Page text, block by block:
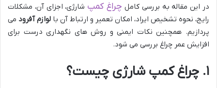
در این مقاله به بررسی کامل چراغ کمپ شارژی، اجزای آن، مشکلات
رایج، نحوه تشخیص ایراد، امکان تعمیر و ارتباط آن با لوازم آفرود می
پردازیم. همچنین نکات ایمنی و روش های نگهداری درست برای
افزایش عمر چراغ بررسی می شود.
۱. چراغ کمپ شارژی چیست؟